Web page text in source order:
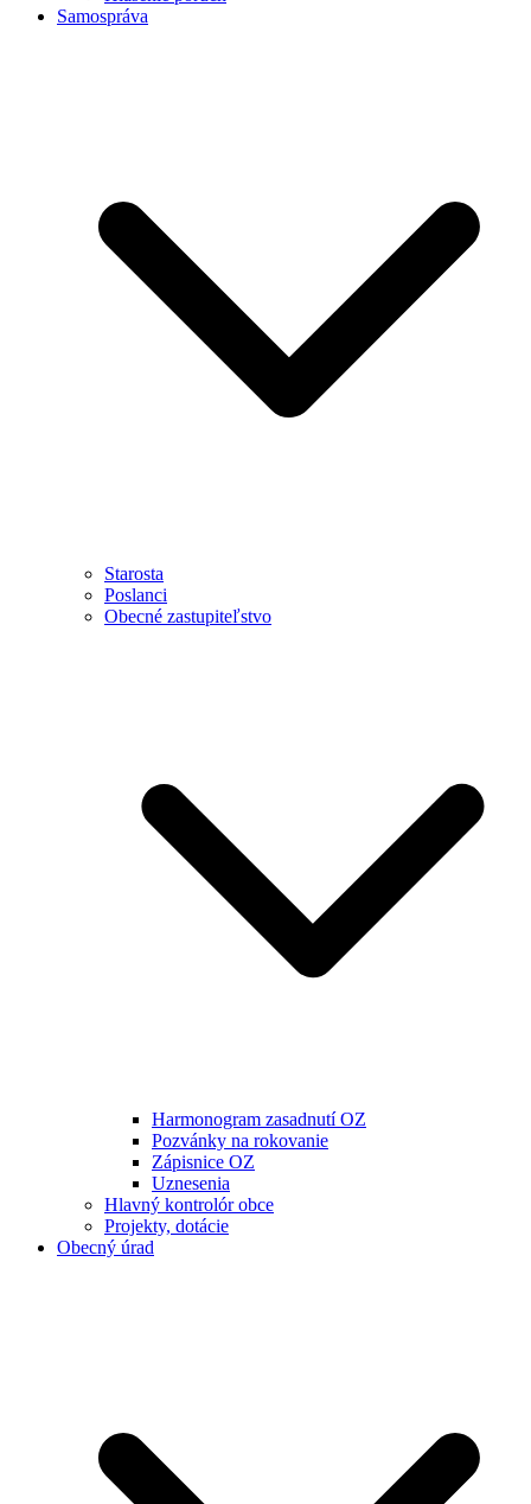
Samospráva
Starosta
Poslanci
Obecné zastupiteľstvo
Harmonogram zasadnutí OZ
Pozvánky na rokovanie
Zápisnice OZ
Uznesenia
Hlavný kontrolór obce
Projekty, dotácie
Obecný úrad